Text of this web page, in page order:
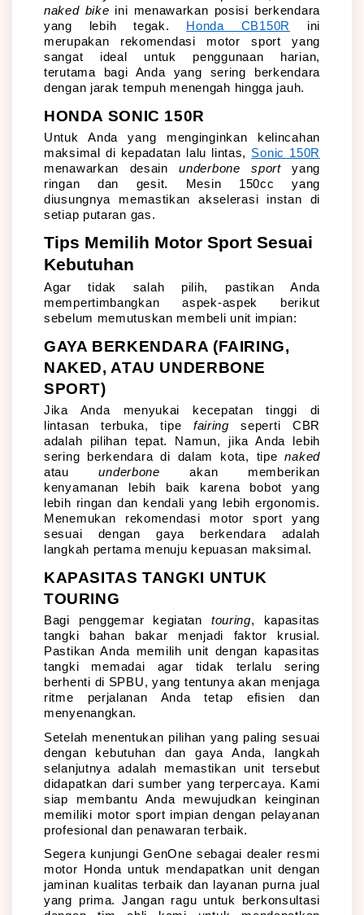
naked bike ini menawarkan posisi berkendara
yang lebih tegak.
Honda CB150R
ini
merupakan rekomendasi motor sport yang
sangat ideal untuk penggunaan harian,
terutama bagi Anda yang sering berkendara
dengan jarak tempuh menengah hingga jauh.
HONDA SONIC 150R
Untuk Anda yang menginginkan kelincahan
maksimal di kepadatan lalu lintas, Sonic 150R
menawarkan desain underbone sport yang
ringan dan gesit. Mesin 150cc yang
diusungnya memastikan akselerasi instan di
setiap putaran gas.
Tips Memilih Motor Sport Sesuai
Kebutuhan
Agar tidak salah pilih, pastikan Anda
mempertimbangkan aspek-aspek berikut
sebelum memutuskan membeli unit impian:
GAYA BERKENDARA (FAIRING,
NAKED, ATAU UNDERBONE
SPORT)
Jika Anda menyukai kecepatan tinggi di
lintasan terbuka, tipe fairing seperti CBR
adalah pilihan tepat. Namun, jika Anda lebih
sering berkendara di dalam kota, tipe naked
atau underbone akan memberikan
kenyamanan lebih baik karena bobot yang
lebih ringan dan kendali yang lebih ergonomis.
Menemukan rekomendasi motor sport yang
sesuai dengan gaya berkendara adalah
langkah pertama menuju kepuasan maksimal.
KAPASITAS TANGKI UNTUK
TOURING
Bagi penggemar kegiatan touring, kapasitas
tangki bahan bakar menjadi faktor krusial.
Pastikan Anda memilih unit dengan kapasitas
tangki memadai agar tidak terlalu sering
berhenti di SPBU, yang tentunya akan menjaga
ritme perjalanan Anda tetap efisien dan
menyenangkan.
Setelah menentukan pilihan yang paling sesuai
dengan kebutuhan dan gaya Anda, langkah
selanjutnya adalah memastikan unit tersebut
didapatkan dari sumber yang terpercaya. Kami
siap membantu Anda mewujudkan keinginan
memiliki motor sport impian dengan pelayanan
profesional dan penawaran terbaik.
Segera kunjungi GenOne sebagai dealer resmi
motor Honda untuk mendapatkan unit dengan
jaminan kualitas terbaik dan layanan purna jual
yang prima. Jangan ragu untuk berkonsultasi